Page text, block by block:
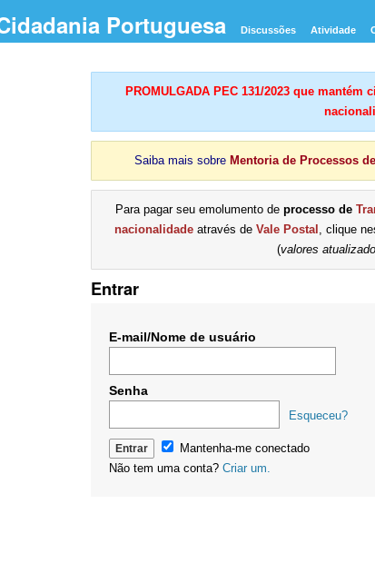
Portuguesa Discussões Atividade
PROMULGADA PEC 131/2023 que
Saiba mais sobre Mentoria de Processos
Para pagar seu emolumento de processo de
nacionalidade através de Vale Postal , clique
(valores
Entrar
E-mail/Nome de usuário
Senha
Esqueceu?
Mantenha-me conectado
Não tem uma conta? Criar um.